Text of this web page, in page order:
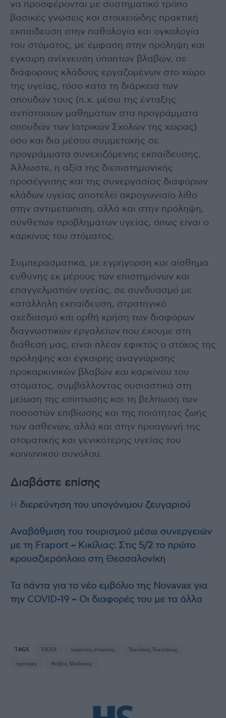
να προσφέρονται με συστηματικό τρόπο
βασικές γνώσεις και στοιχειώδης πρακτική
εκπαίδευση στην παθολογία και ογκολογία
του στόματος, με έμφαση στην πρόληψη και
έγκαιρη ανίχνευση ύποπτων βλαβών, σε
διάφορους κλάδους εργαζομένων στο χώρο
της υγείας, τόσο κατά τη διάρκεια των
σπουδών τους (π.χ. μέσω της ένταξης
αντίστοιχων μαθημάτων στα προγράμματα
σπουδών των Ιατρικών Σχολών της χώρας)
όσο και δια μέσου συμμετοχής σε
προγράμματα συνεχιζόμενης εκπαίδευσης.
Άλλωστε, η αξία της διεπιστημονικής
προσέγγισης και της συνεργασίας διαφόρων
κλάδων υγείας αποτελεί ακρογωνιαίο λίθο
στην αντιμετώπιση, αλλά και στην πρόληψη,
σύνθετων προβλημάτων υγείας, όπως είναι ο
καρκίνος του στόματος.
Συμπερασματικά, με εγρήγορση και αίσθημα
ευθύνης εκ μέρους των επιστημόνων και
επαγγελματιών υγείας, σε συνδυασμό με
κατάλληλη εκπαίδευση, στρατηγικό
σχεδιασμό και ορθή χρήση των διαφόρων
διαγνωστικών εργαλείων που έχουμε στη
διάθεσή μας, είναι πλέον εφικτός ο στόχος της
πρόληψης και έγκαιρης αναγνώρισης
προκαρκινικών βλαβών και καρκίνου του
στόματος, συμβάλλοντας ουσιαστικά στη
μείωση της επίπτωσης και τη βελτίωση των
ποσοστών επιβίωσης και της ποιότητας ζωής
των ασθενών, αλλά και στην προαγωγή της
στοματικής και γενικότερης υγείας του
κοινωνικού συνόλου.
Διαβάστε επίσης
H διερεύνηση του υπογόνιμου ζευγαριού
Αναβάθμιση του τουρισμού μέσω συνεργειών
με τη Fraport – Κικίλιας: Στις 5/2 το πρώτο
κρουαζιερόπλοιο στη Θεσσαλονίκη
Τα πάντα για το νέο εμβόλιο της Novavax για
την COVID-19 – Οι διαφορές του με τα άλλα
TAGS ΕΚΠΑ καρκίνος στόματος
Νικόλαος Νικητάκης
πρόληψη
Φοίβος Μαδιανός